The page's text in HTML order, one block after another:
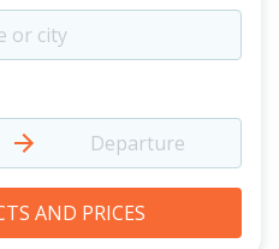
or city
Departure
AND PRICES